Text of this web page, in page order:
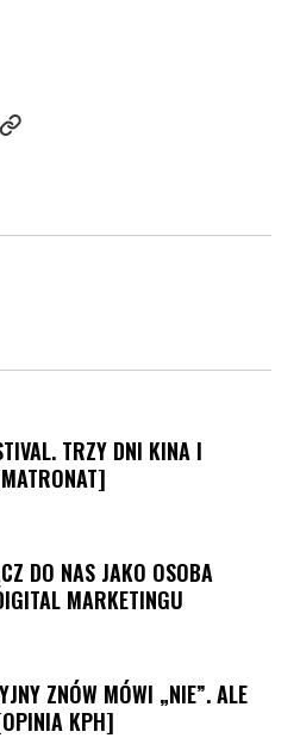
artykuł na Facebook. Strona otwiera się
artykuł na Twitter. Strona otwiera
Udostępnij artykuł na Linkedin. Strona
TRZY DNI KINA I
DO NAS JAKO OSOBA
MARKETINGU
ZNÓW MÓWI „NIE”. ALE
KPH]